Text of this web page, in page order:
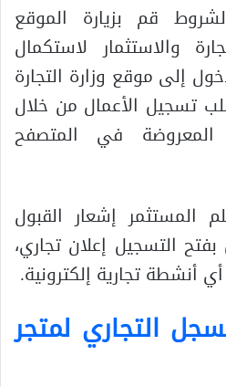
قم بزيارة الموقع
والاستثمار لاستكمال
إلى موقع وزارة التجارة
تسجيل الأعمال من خلال
المعروضة في المتصفح
المستثمر إشعار القبول
التسجيل إعلان تجاري،
أنشطة تجارية إلكترونية.
التجاري لمتجر